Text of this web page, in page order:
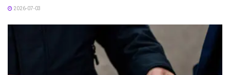
2026-07-03